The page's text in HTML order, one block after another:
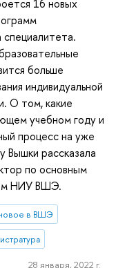
16 новых
больше
индивидуальной
О том, какие
учебном году и
процесс на уже
Вышки рассказала
по основным
НИУ ВШЭ.
в ВШЭ
28 января, 2022 г.